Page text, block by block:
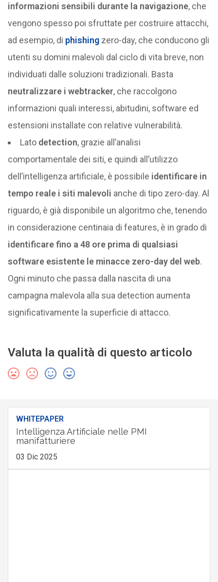
informazioni sensibili durante la navigazione, che
vengono spesso poi sfruttate per costruire attacchi,
ad esempio, di phishingzero-day, che conducono gli
utenti su domini malevoli dal ciclo di vita breve, non
individuati dalle soluzioni tradizionali. Basta
neutralizzare i webtracker, che raccolgono
informazioni quali interessi, abitudini, software ed
estensioni installate con relative vulnerabilità.
Lato detection, grazie all’analisi
comportamentale dei siti, e quindi all’utilizzo
dell’intelligenza artificiale, è possibile identificare in
tempo reale i siti malevoli anche di tipo zero-day. Al
riguardo, è già disponibile un algoritmo che, tenendo
in considerazione centinaia di features, è in grado di
identificare fino a 48 ore prima di qualsiasi
software esistente le minacce zero-day del web.
Ogni minuto che passa dalla nascita di una
campagna malevola alla sua detection aumenta
significativamente la superficie di attacco.
Valuta la qualità di questo articolo
WHITEPAPER
Intelligenza Artificiale nelle PMI
manifatturiere
03 Dic 2025